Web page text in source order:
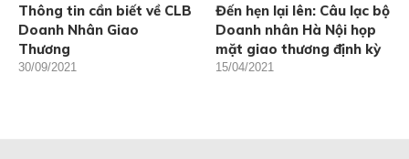
Thông tin cần biết về CLB
Doanh Nhân Giao
Thương
30/09/2021
Đến hẹn lại lên: Câu lạc bộ
Doanh nhân Hà Nội họp
mặt giao thương định kỳ
15/04/2021